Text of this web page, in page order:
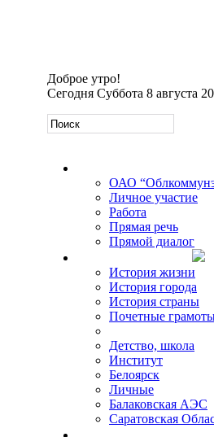
Доброе утро!
Сегодня Суббота 8 августа
ОАО
Личное участие
Работа
Прямая речь
Прямой диалог
История жизни
История города
История страны
Почетные
Детство, школа
Институт
Белоярск
Личные
Балаковская АЭС
Саратовская